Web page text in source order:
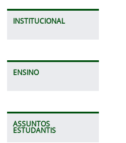
INSTITUCIONAL
ENSINO
ASSUNTOS
ESTUDANTIS